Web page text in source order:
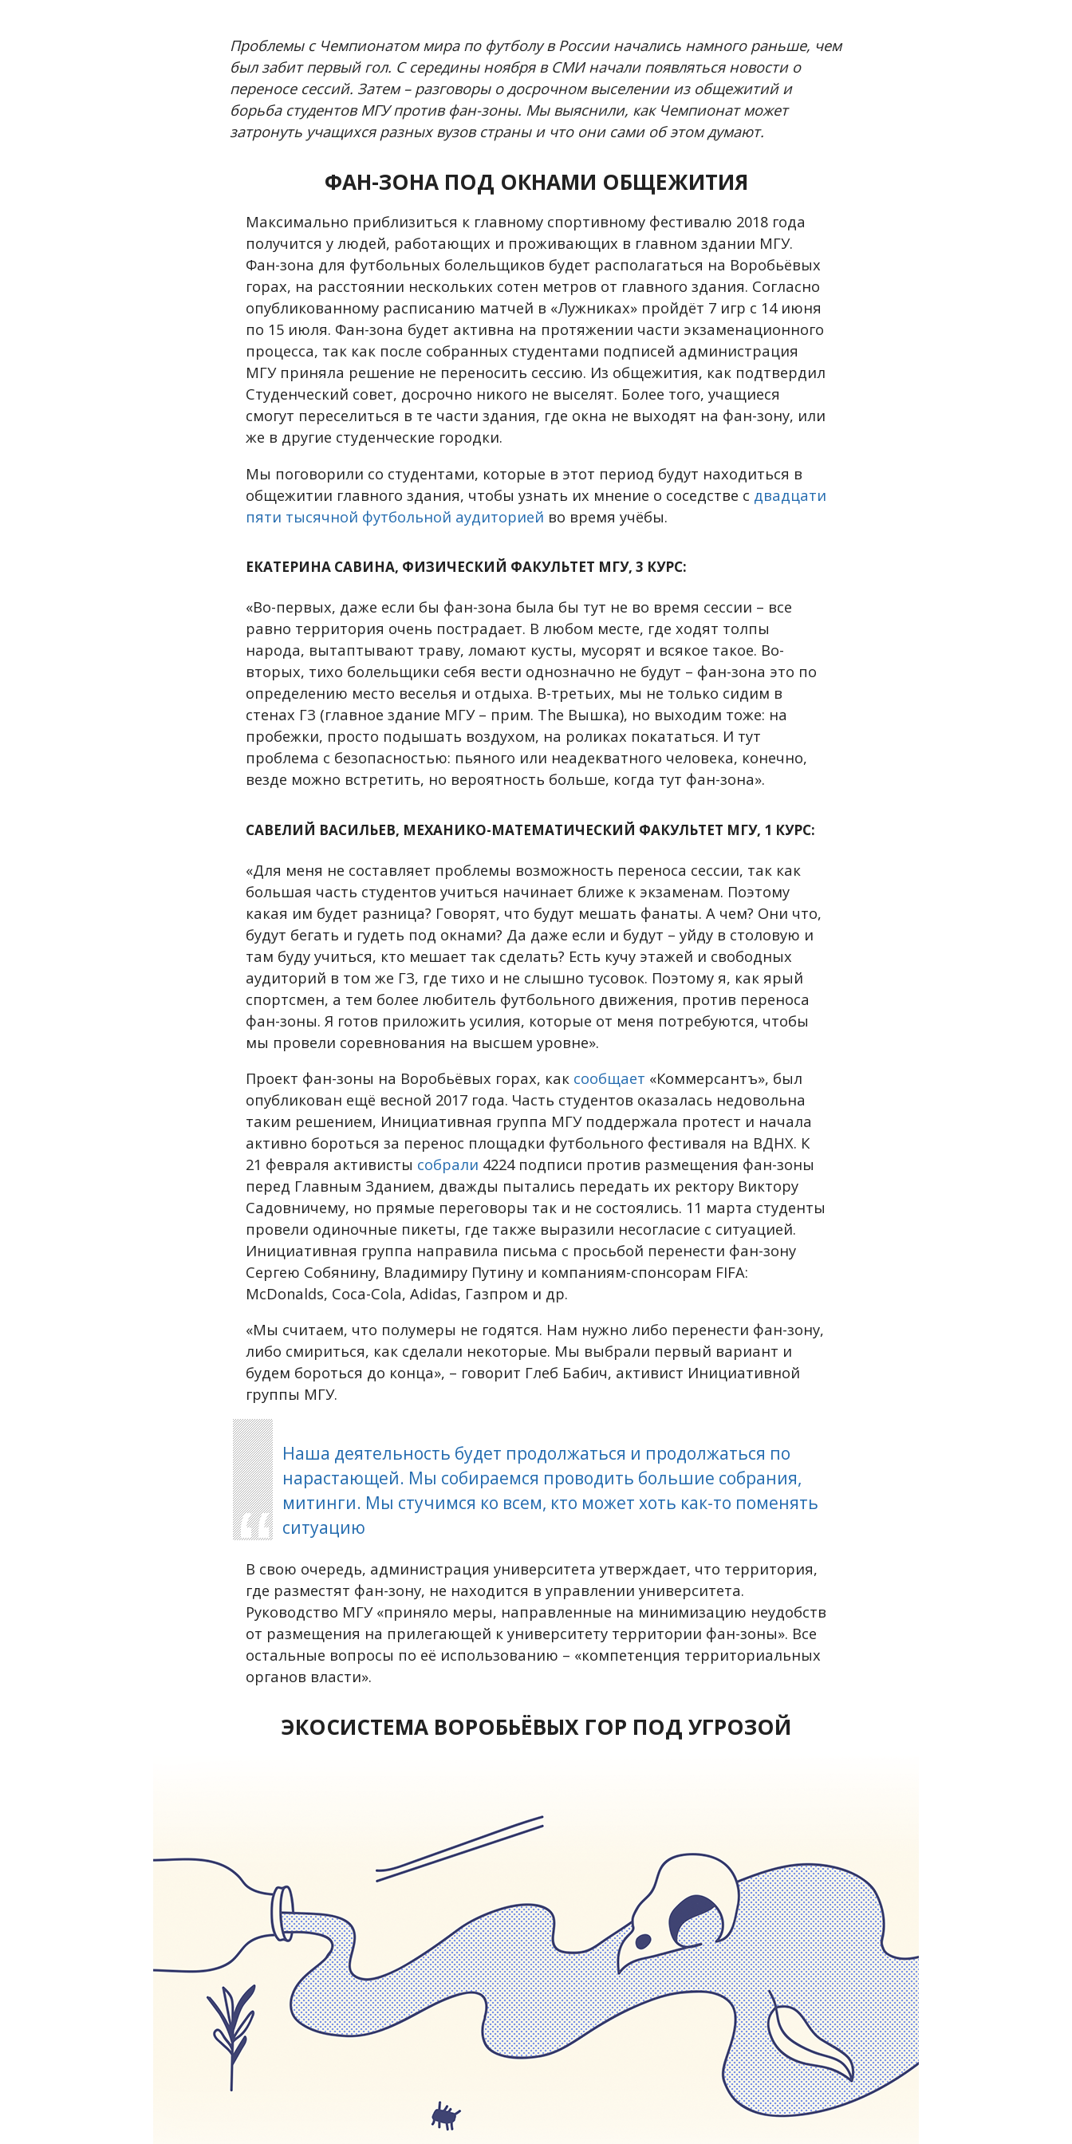
Проблемы с Чемпионатом мира по футболу в России начались намного раньше, чем
был забит первый гол. С середины ноября в СМИ начали появляться новости о
переносе сессий. Затем – разговоры о досрочном выселении из общежитий и
борьба студентов МГУ против фан-зоны. Мы выяснили, как Чемпионат может
затронуть учащихся разных вузов страны и что они сами об этом думают.
ФАН-ЗОНА ПОД ОКНАМИ ОБЩЕЖИТИЯ
Максимально приблизиться к главному спортивному фестивалю 2018 года
получится у людей, работающих и проживающих в главном здании МГУ.
Фан-зона для футбольных болельщиков будет располагаться на Воробьёвых
горах, на расстоянии нескольких сотен метров от главного здания. Согласно
опубликованному расписанию матчей в «Лужниках» пройдёт 7 игр с 14 июня
по 15 июля. Фан-зона будет активна на протяжении части экзаменационного
процесса, так как после собранных студентами подписей администрация
МГУ приняла решение не переносить сессию. Из общежития, как подтвердил
Студенческий совет, досрочно никого не выселят. Более того, учащиеся
смогут переселиться в те части здания, где окна не выходят на фан-зону, или
же в другие студенческие городки.
Мы поговорили со студентами, которые в этот период будут находиться в
общежитии главного здания, чтобы узнать их мнение о соседстве с двадцати
пяти тысячной футбольной аудиторией во время учёбы.
ЕКАТЕРИНА САВИНА, ФИЗИЧЕСКИЙ ФАКУЛЬТЕТ МГУ, 3 КУРС:
«Во-первых, даже если бы фан-зона была бы тут не во время сессии – все
равно территория очень пострадает. В любом месте, где ходят толпы
народа, вытаптывают траву, ломают кусты, мусорят и всякое такое. Во-
вторых, тихо болельщики себя вести однозначно не будут – фан-зона это по
определению место веселья и отдыха. В-третьих, мы не только сидим в
стенах ГЗ (главное здание МГУ – прим. The Вышка), но выходим тоже: на
пробежки, просто подышать воздухом, на роликах покататься. И тут
проблема с безопасностью: пьяного или неадекватного человека, конечно,
везде можно встретить, но вероятность больше, когда тут фан-зона».
САВЕЛИЙ ВАСИЛЬЕВ, МЕХАНИКО-МАТЕМАТИЧЕСКИЙ ФАКУЛЬТЕТ МГУ, 1 КУРС:
«Для меня не составляет проблемы возможность переноса сессии, так как
большая часть студентов учиться начинает ближе к экзаменам. Поэтому
какая им будет разница? Говорят, что будут мешать фанаты. А чем? Они что,
будут бегать и гудеть под окнами? Да даже если и будут – уйду в столовую и
там буду учиться, кто мешает так сделать? Есть кучу этажей и свободных
аудиторий в том же ГЗ, где тихо и не слышно тусовок. Поэтому я, как ярый
спортсмен, а тем более любитель футбольного движения, против переноса
фан-зоны. Я готов приложить усилия, которые от меня потребуются, чтобы
мы провели соревнования на высшем уровне».
Проект фан-зоны на Воробьёвых горах, как сообщает «Коммерсантъ», был
опубликован ещё весной 2017 года. Часть студентов оказалась недовольна
таким решением, Инициативная группа МГУ поддержала протест и начала
активно бороться за перенос площадки футбольного фестиваля на ВДНХ. К
21 февраля активисты собрали 4224 подписи против размещения фан-зоны
перед Главным Зданием, дважды пытались передать их ректору Виктору
Садовничему, но прямые переговоры так и не состоялись. 11 марта студенты
провели одиночные пикеты, где также выразили несогласие с ситуацией.
Инициативная группа направила письма с просьбой перенести фан-зону
Сергею Собянину, Владимиру Путину и компаниям-спонсорам FIFA:
McDonalds, Coca-Cola, Adidas, Газпром и др.
«Мы считаем, что полумеры не годятся. Нам нужно либо перенести фан-зону,
либо смириться, как сделали некоторые. Мы выбрали первый вариант и
будем бороться до конца», – говорит Глеб Бабич, активист Инициативной
группы МГУ.
Наша деятельность будет продолжаться и продолжаться по
нарастающей. Мы собираемся проводить большие собрания,
митинги. Мы стучимся ко всем, кто может хоть как-то поменять
ситуацию
В свою очередь, администрация университета утверждает, что территория,
где разместят фан-зону, не находится в управлении университета.
Руководство МГУ «приняло меры, направленные на минимизацию неудобств
от размещения на прилегающей к университету территории фан-зоны». Все
остальные вопросы по её использованию – «компетенция территориальных
органов власти».
ЭКОСИСТЕМА ВОРОБЬЁВЫХ ГОР ПОД УГРОЗОЙ